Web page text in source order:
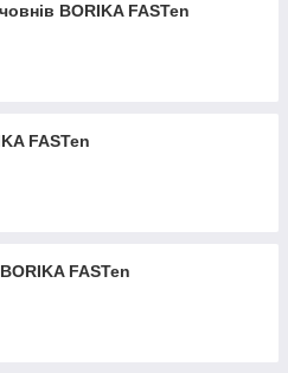
BORIKA FASTen
FASTen
FASTen